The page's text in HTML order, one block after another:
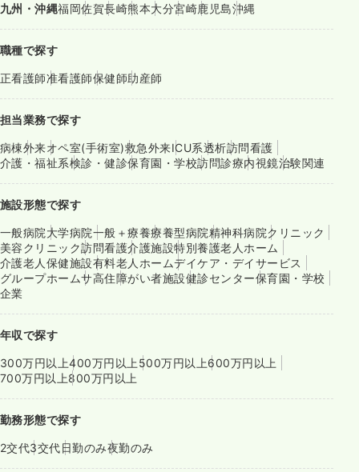
九州・沖縄福岡佐賀長崎熊本大分宮崎鹿児島沖縄
職種で探す
正看護師准看護師保健師助産師
担当業務で探す
病棟外来オペ室(手術室)救急外来ICU系透析訪問看護
介護・福祉系検診・健診保育園・学校訪問診療内視鏡治験関連
施設形態で探す
一般病院大学病院一般＋療養療養型病院精神科病院クリニック
美容クリニック訪問看護介護施設特別養護老人ホーム
介護老人保健施設有料老人ホームデイケア・デイサービス
グループホームサ高住障がい者施設健診センター保育園・学校
企業
年収で探す
300万円以上400万円以上 500万円以上600万円以上
700万円以上800万円以上
勤務形態で探す
2交代3交代日勤のみ夜勤のみ